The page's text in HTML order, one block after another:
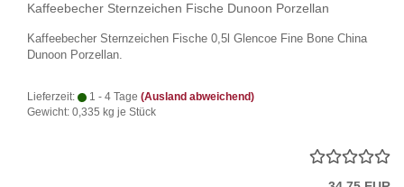
Kaffeebecher Sternzeichen Fische Dunoon Porzellan
Kaffeebecher Sternzeichen Fische 0,5l Glencoe Fine Bone China
Dunoon Porzellan.
Lieferzeit: 1 - 4 Tage (Ausland abweichend)
Gewicht: 0,335 kg je Stück